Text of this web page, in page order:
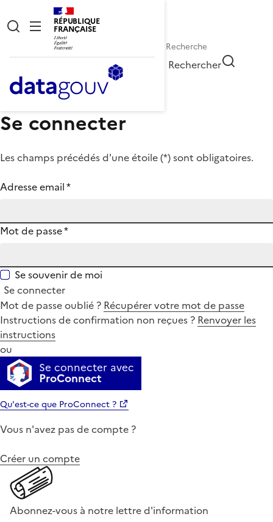
RÉPUBLIQUE
FRANÇAISE
Rechercher
Se connecter
Les champs précédés d'une étoile (*) sont obligatoires.
Adresse email*
Mot de passe*
Se souvenir de moi
Se connecter
Mot de passe oublié ? Récupérer votre mot de passe
Instructions de confirmation non reçues ? Renvoyer les
instructions
ou
Se connecter avec
ProConnect
Qu'est-ce que ProConnect ?
Vous n'avez pas de compte ?
Créer un compte
Abonnez-vous à notre lettre d'information